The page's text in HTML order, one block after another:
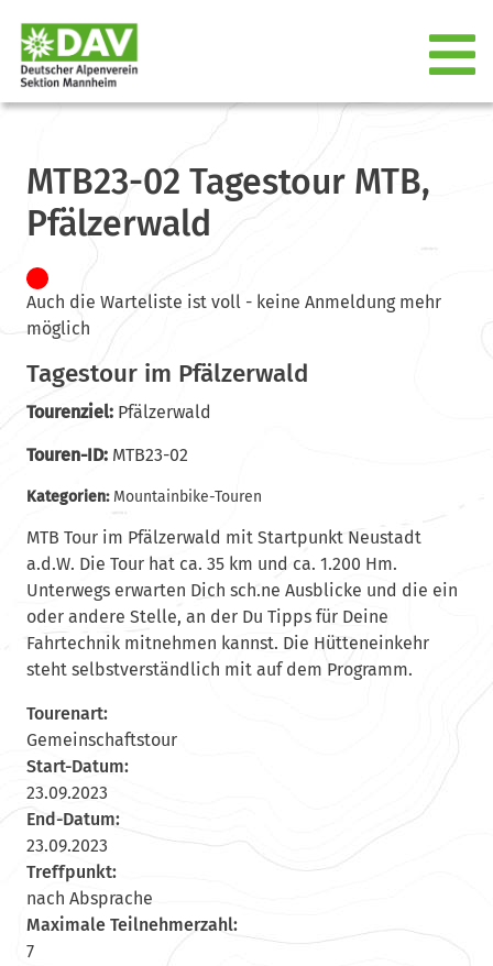
MTB23-02 Tagestour MTB,
Pfälzerwald
Auch die Warteliste ist voll - keine Anmeldung mehr
möglich
Tagestour im Pfälzerwald
Tourenziel:Pfälzerwald
Touren-ID:MTB23-02
Kategorien: Mountainbike-Touren
MTB Tour im Pfälzerwald mit Startpunkt Neustadt
a.d.W. Die Tour hat ca. 35 km und ca. 1.200 Hm.
Unterwegs erwarten Dich sch.ne Ausblicke und die ein
oder andere Stelle, an der Du Tipps für Deine
Fahrtechnik mitnehmen kannst. Die Hütteneinkehr
steht selbstverständlich mit auf dem Programm.
Tourenart:
Gemeinschaftstour
Start-Datum:
23.09.2023
End-Datum:
23.09.2023
Treffpunkt:
nach Absprache
Maximale Teilnehmerzahl:
7